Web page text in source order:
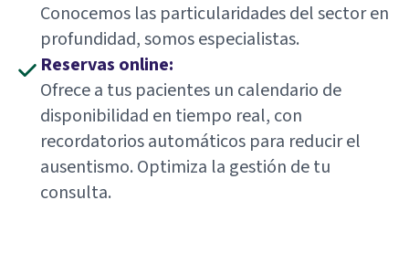
Conocemos las particularidades del sector en
profundidad, somos especialistas.
Reservas online:
Ofrece a tus pacientes un calendario de
disponibilidad en tiempo real, con
recordatorios automáticos para reducir el
ausentismo. Optimiza la gestión de tu
consulta.